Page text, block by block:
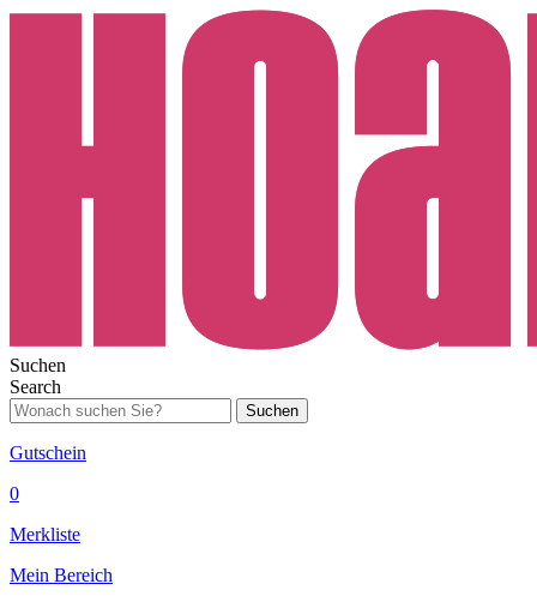
Suchen
Search
Suchen
Gutschein
0
Merkliste
Mein Bereich